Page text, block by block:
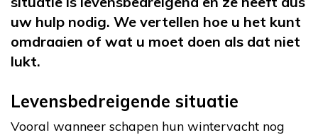
uw hulp nodig. We vertellen hoe u het kunt
omdraaien of wat u moet doen als dat niet
lukt.
Levensbedreigende situatie
Vooral wanneer schapen hun wintervacht nog